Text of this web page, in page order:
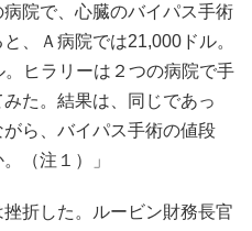
院で、心臓のバイパス手術
、Ａ病院では21,000ドル。
ヒラリーは２つの病院で手
た。結果は、同じであっ
ら、バイパス手術の値段
（注１）」
折した。ルービン財務長官